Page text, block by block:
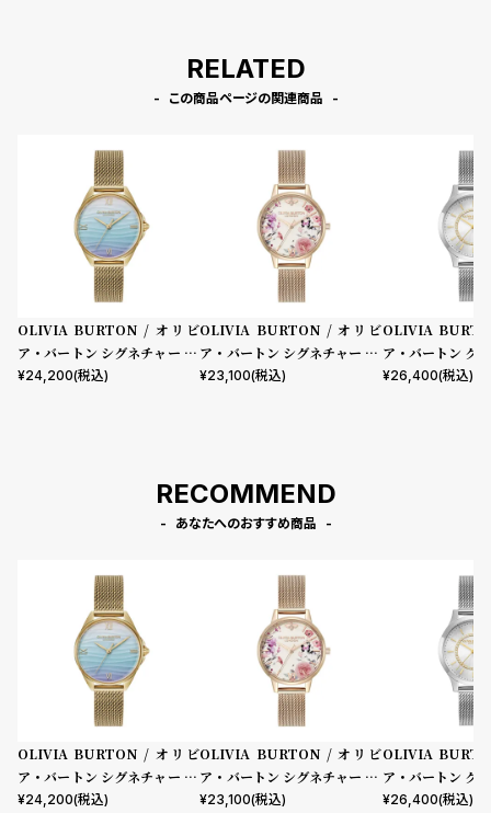
RELATED
この商品ページの関連商品
OLIVIA BURTON / オリビ
ア・バートン シグネチャー - 3
0mm アジュール ライトブル
¥24,200(税込)
OLIVIA BURTON / オリビ
ア・バートン シグネチャー 30
mm イラストレイテッド フロ
¥23,100(税込)
OLIVIA
ア・バートン ク
m ワンダーラス
¥26,400(税込)
RECOMMEND
あなたへのおすすめ商品
OLIVIA BURTON / オリビ
ア・バートン シグネチャー - 3
0mm アジュール ライトブル
¥24,200(税込)
OLIVIA BURTON / オリビ
ア・バートン シグネチャー 30
mm イラストレイテッド フロ
¥23,100(税込)
OLIVIA
ア・バートン ク
m ワンダーラス
¥26,400(税込)